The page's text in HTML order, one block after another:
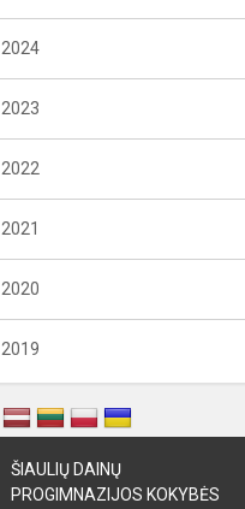
2024
2023
2022
2021
2020
2019
ŠIAULIŲ DAINŲ
PROGIMNAZIJOS KOKYBĖS